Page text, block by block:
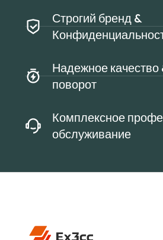
Строгий бренд &
Надежное
поворот
Комплексное
обслуживание